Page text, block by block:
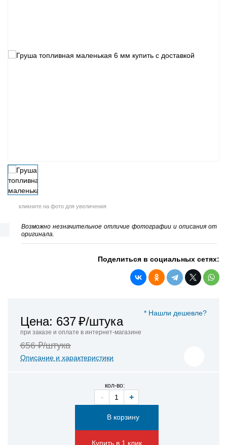
кликните на фото для увеличения
Возможно незначительное отличие фотографии и описания от
оригинала.
Поделиться в социальных сетях:
* Нашли дешевле?
Цена: 637₽/штука
при заказе и оплате в интернет-магазине
656 ₽/штука
Описание и характеристики
кол-во:
- +
Купить в 1 клик